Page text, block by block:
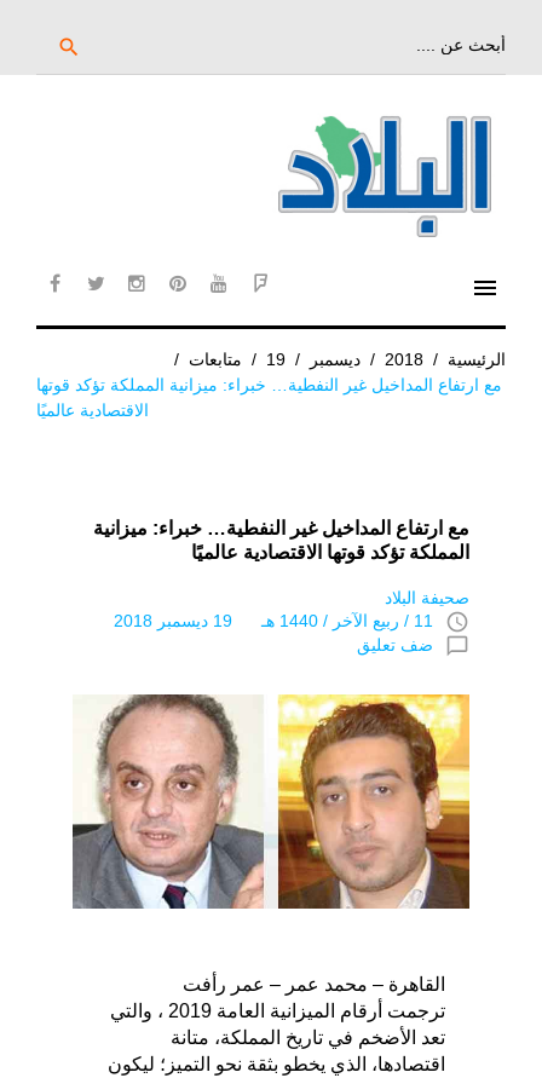
search
menu
الرئيسية /
2018
/ ديسمبر /
19
/ متابعات /
مع ارتفاع المداخيل غير النفطية… خبراء: ميزانية المملكة تؤكد قوتها
الاقتصادية عالميًا
مع ارتفاع المداخيل غير النفطية… خبراء: ميزانية
المملكة تؤكد قوتها الاقتصادية عالميًا
صحيفة البلاد
access_time 11 / ربيع الآخر / 1440 هـ 19 ديسمبر 2018
chat_bubble_outline ضف تعليق
القاهرة – محمد عمر – عمر رأفت
ترجمت أرقام الميزانية العامة 2019 ، والتي
تعد الأضخم في تاريخ المملكة، متانة
اقتصادها، الذي يخطو بثقة نحو التميز؛ ليكون